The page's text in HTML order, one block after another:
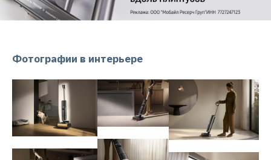
Фотографии в интерьере